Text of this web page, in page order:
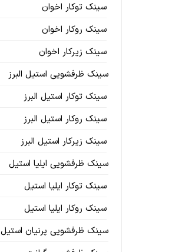
سینک توکار اخوان
سینک روکار اخوان
سینک زیرکار اخوان
سینک ظرفشویی استیل البرز
سینک توکار استیل البرز
سینک روکار استیل البرز
سینک زیرکار استیل البرز
سینک ظرفشویی ایلیا استیل
سینک توکار ایلیا استیل
سینک روکار ایلیا استیل
سینک ظرفشویی پرنیان استیل